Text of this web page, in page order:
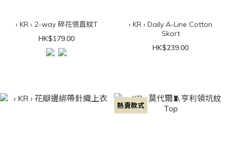
‹ KR › 2-way 碎花領直紋T
HK$179.00
‹ KR › Daily A-Line Cotton
Skort
HK$239.00
熱賣款式